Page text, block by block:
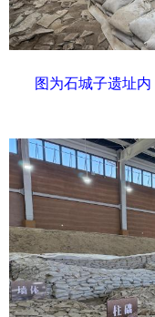
图为石城子遗址